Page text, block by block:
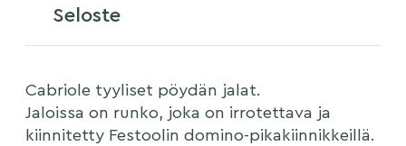
Seloste
Cabriole tyyliset pöydän jalat.
Jaloissa on runko, joka on irrotettava ja
kiinnitetty Festoolin domino-pikakiinnikkeillä.